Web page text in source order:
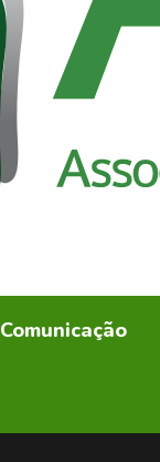
Comunicação